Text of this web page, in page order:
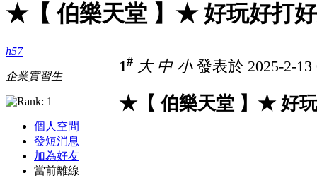
★【 伯樂天堂 】★ 好玩好打
h57
企業實習生
個人空間
發短消息
加為好友
當前離線
1# 大 中 小發表於 2025-2-
★【 伯樂天堂 】★ 好